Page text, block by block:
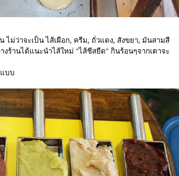
ไม่ว่าจะเป็นไส้เผือก, ครีม, ถั่วแดง, สังขยา, มันสามสี
ร้านได้แนะนำไส้ใหม่ "ไส้ชีสยืด" กินร้อนๆจากเตาจะ
บบ